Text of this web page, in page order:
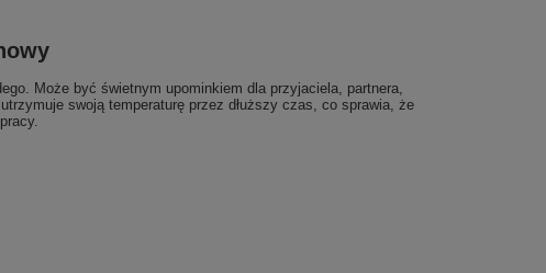
Może być świetnym upominkiem dla przyjaciela, partnera,
swoją temperaturę przez dłuższy czas, co sprawia, że